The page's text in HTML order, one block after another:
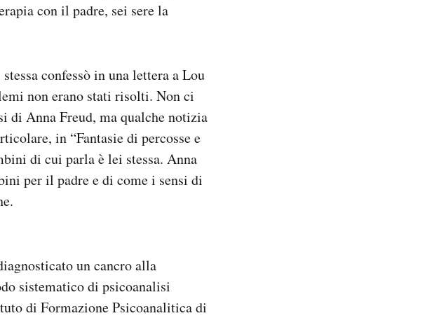
con il padre, sei sere la
confessò in una lettera a Lou
non erano stati risolti. Non ci
di Anna Freud, ma qualche notizia
in “Fantasie di percosse e
di cui parla è lei stessa. Anna
per il padre e di come i sensi di
un cancro alla
sistematico di psicoanalisi
di Formazione Psicoanalitica di